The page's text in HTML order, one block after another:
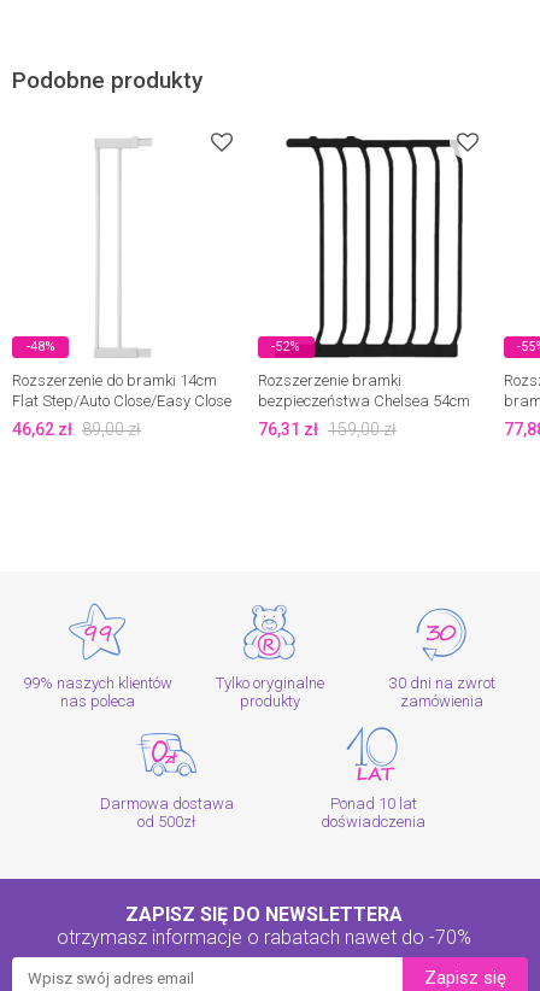
Podobne produkty
-48%
Rozszerzenie do bramki 14cm
Flat Step/Auto Close/Easy Close
Metal Safety 1st Wyprzedaż
46,62 zł 89,00zł
-52%
Rozszerzenie bramki
bezpieczeństwa Chelsea 54cm
Dreambaby Wyprzedaż
76,31 zł 159,00zł
-
99% naszych klientów
nas poleca
Tylko oryginalne
produkty
30 dni na zwrot
zamówienia
Darmowa dostawa
od 500zł
Ponad 10 lat
doświadczenia
ZAPISZ SIĘ DO NEWSLETTERA
otrzymasz informacje o rabatach nawet do -70%
Zapisz się